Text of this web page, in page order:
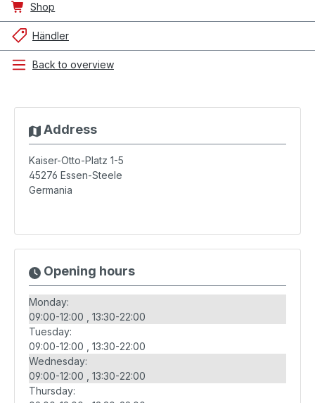
Shop
Händler
Back to overview
Address
Kaiser-Otto-Platz 1-5
45276 Essen-Steele
Germania
Opening hours
Monday:
09:00-12:00
13:30-22:00
Tuesday:
09:00-12:00
13:30-22:00
Wednesday:
09:00-12:00
13:30-22:00
Thursday: